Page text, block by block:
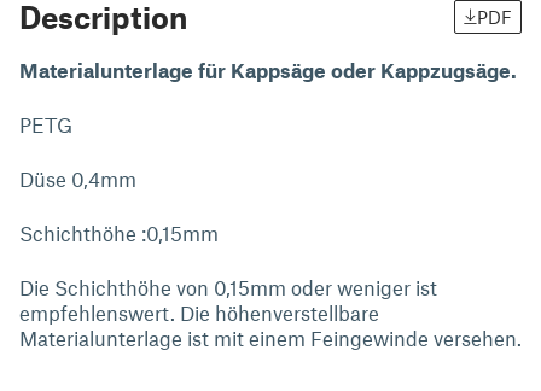
Description PDF
Materialunterlage für Kappsäge oder Kappzugsäge.
PETG
Düse 0,4mm
Schichthöhe :0,15mm
Die Schichthöhe von 0,15mm oder weniger ist
empfehlenswert. Die höhenverstellbare
Materialunterlage ist mit einem Feingewinde versehen.